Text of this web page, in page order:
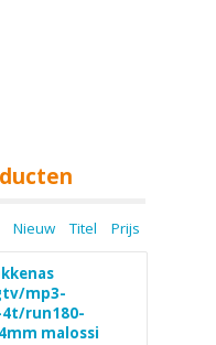
Nieuw Titel Prijs
mp3-
run180-
malossi